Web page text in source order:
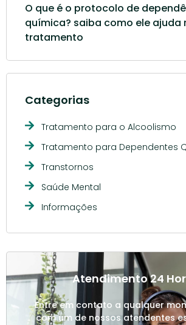
O que é o protocolo de
química? saiba como ele ajuda
tratamento
Categorias
Tratamento para o Alcoolismo
Tratamento para Dependentes
Transtornos
Saúde Mental
Informações
Atendimento 24
Entre em contato a qualquer
com um de nossos atendentes